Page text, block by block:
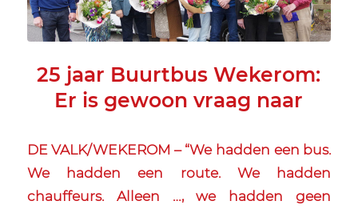
25 jaar Buurtbus Wekerom:
Er is gewoon vraag naar
DE VALK/WEKEROM – “We hadden een bus.
We hadden een route. We hadden
chauffeurs. Alleen …, we hadden geen